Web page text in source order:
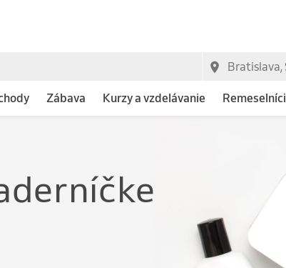
Zábava Kurzy a vzdelávanie Remeselníci